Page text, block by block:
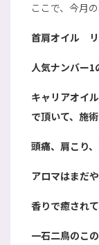
ここで、今月の
首肩オイル
人気ナンバー1
キャリアオイ
で頂いて、施
頭痛、肩こり
アロマはまだ
香りで癒され
一石二鳥のこ